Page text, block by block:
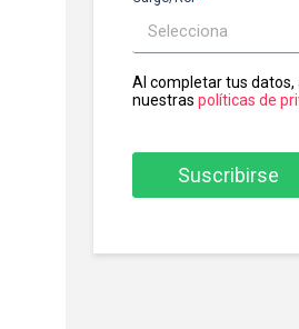
Al completar tus datos,
nuestras políticas de